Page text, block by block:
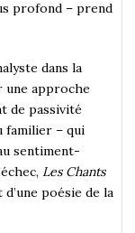
profond – prend
dans la
une approche
de passivité
familier – qui
sentiment-
Les Chants
poésie de la